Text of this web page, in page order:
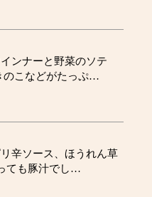
ンナーと野菜のソテ
こなどがたっぷ…
辛ソース、ほうれん草
ても豚汁でし…